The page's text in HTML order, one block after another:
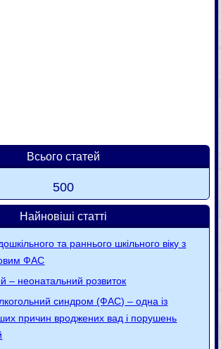
Всього статей
500
Найновіші статті
та раннього шкільного віку з
ФАС
– неонатальний розвиток
синдром (ФАС) – одна із
причин вроджених вад і порушень